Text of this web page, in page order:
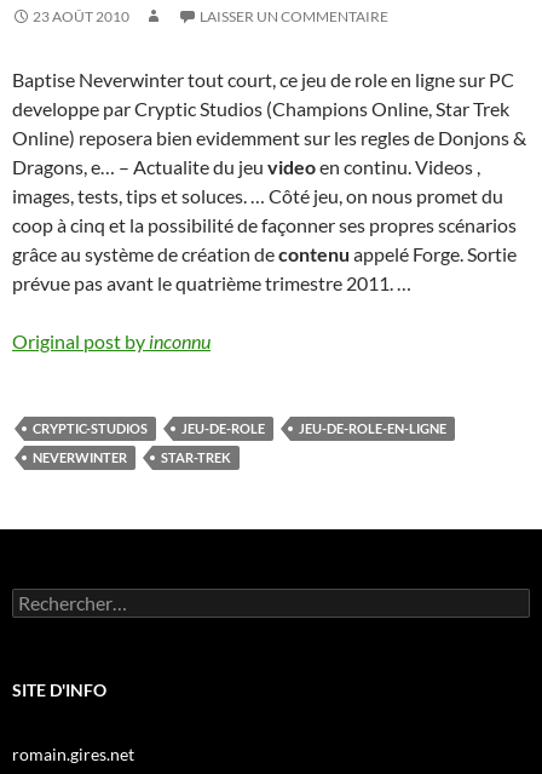
23 AOÛT 2010 LAISSER UN COMMENTAIRE
Baptise Neverwinter tout court, ce jeu de role en ligne sur PC
developpe par Cryptic Studios (Champions Online, Star Trek
Online) reposera bien evidemment sur les regles de Donjons &
Dragons, e… – Actualite du jeu videoen continu. Videos ,
images, tests, tips et soluces. … Côté jeu, on nous promet du
coop à cinq et la possibilité de façonner ses propres scénarios
grâce au système de création decontenu appelé Forge. Sortie
prévue pas avant le quatrième trimestre 2011. …
Original post by inconnu
CRYPTIC-STUDIOS JEU-DE-ROLE
JEU-DE-ROLE-EN-LIGNE
NEVERWINTER
STAR-TREK
Rechercher :
SITE D'INFO
romain.gires.net